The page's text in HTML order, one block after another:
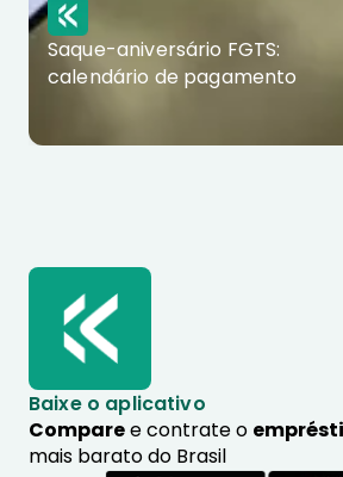
Saque-aniversário FGTS:
calendário de pagamento
Baixe o aplicativo
Comparee contrate o
mais barato do Brasil